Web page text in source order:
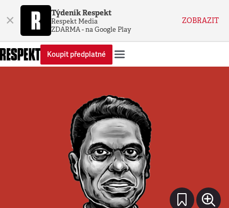
× Týdeník Respekt
Respekt Media
ZDARMA - na Google Play
ZOBRAZIT
Koupit předplatné